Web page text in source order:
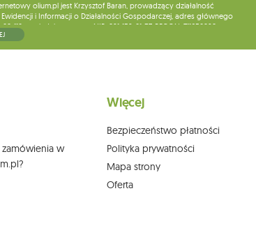
olium.pl jest Krzysztof Baran, prowadzący działalność
i Informacji o Działalności Gospodarczej, adres głównego
posiadający numer NIP: 821-152-01-37, REGON: 711650928 .
z subskrypcji.
siedziby.
zamówienia w
Więcej
Bezpieczeństwo płatności
Polityka prywatności
Mapa strony
Oferta